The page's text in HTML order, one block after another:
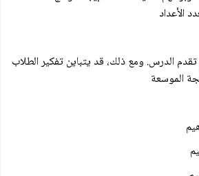
الأعداد
الدرس. ومع ذلك، قد يتباين تفكير الطلاب
الموسعة